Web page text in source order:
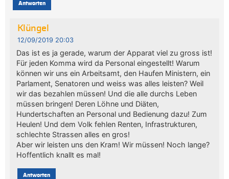
Antworten
Klüngel
12/09/2019 20:03
Das ist es ja gerade, warum der Apparat viel zu gross ist!
Für jeden Komma wird da Personal eingestellt! Warum
können wir uns ein Arbeitsamt, den Haufen Ministern, ein
Parlament, Senatoren und weiss was alles leisten? Weil
wir das bezahlen müssen! Und die alle durchs Leben
müssen bringen! Deren Löhne und Diäten,
Hundertschaften an Personal und Bedienung dazu! Zum
Heulen! Und dem Volk fehlen Renten, Infrastrukturen,
schlechte Strassen alles en gros!
Aber wir leisten uns den Kram! Wir müssen! Noch lange?
Hoffentlich knallt es mal!
Antworten